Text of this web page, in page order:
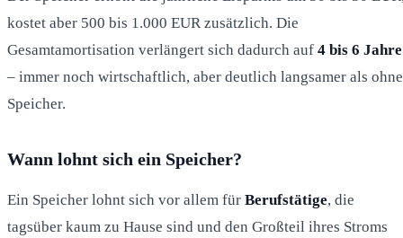
kostet aber 500 bis 1.000 EUR zusätzlich. Die
Gesamtamortisation verlängert sich dadurch auf 4 bis 6 Jahre
– immer noch wirtschaftlich, aber deutlich langsamer als ohne
Speicher.
Wann lohnt sich ein Speicher?
Ein Speicher lohnt sich vor allem für Berufstätige, die
tagsüber kaum zu Hause sind und den Großteil ihres Stroms